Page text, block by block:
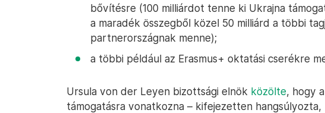
bővítésre (100 milliárdot tenne ki Ukrajna
a maradék összegből közel 50 milliárd a többi
partnerországnak menne);
a többi például az Erasmus+ oktatási cserékre
Ursula von der Leyen bizottsági elnök közölte, hogy
támogatásra vonatkozna – kifejezetten